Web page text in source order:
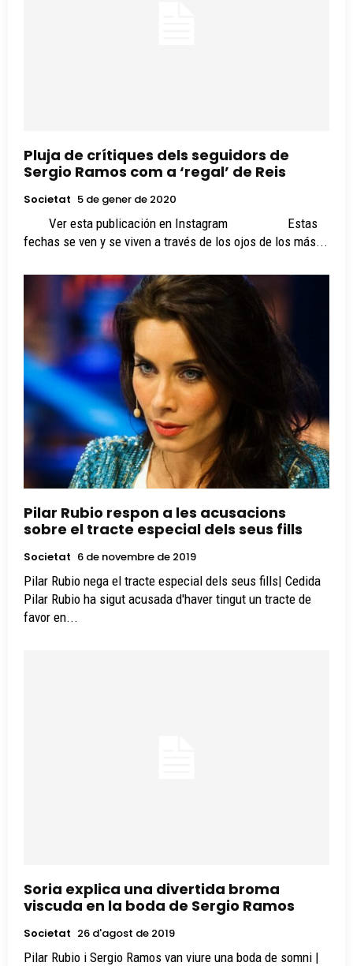
Pluja de crítiques dels seguidors de
Sergio Ramos com a ‘regal’ de Reis
Societat 5 de gener de 2020
fechas se ven y se viven a través de los ojos de los más...
Pilar Rubio respon a les acusacions
sobre el tracte especial dels seus fills
Societat 6 de novembre de 2019
Pilar Rubio nega el tracte especial dels seus fills| Cedida
Pilar Rubio ha sigut acusada d'haver tingut un tracte de
favor en...
Soria explica una divertida broma
viscuda en la boda de Sergio Ramos
Societat 26 d'agost de 2019
Pilar Rubio i Sergio Ramos van viure una boda de somni |